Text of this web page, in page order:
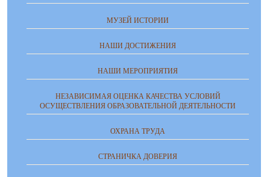
МУЗЕЙ ИСТОРИИ
НАШИ ДОСТИЖЕНИЯ
НАШИ МЕРОПРИЯТИЯ
НЕЗАВИСИМАЯ ОЦЕНКА КАЧЕСТВА УСЛОВИЙ
ОСУЩЕСТВЛЕНИЯ ОБРАЗОВАТЕЛЬНОЙ ДЕЯТЕЛЬНОСТИ
ОХРАНА ТРУДА
СТРАНИЧКА ДОВЕРИЯ